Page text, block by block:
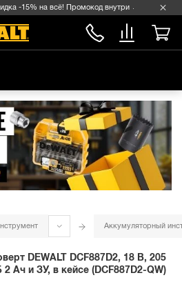
-15% на всё! Промокод внутри →
Аккумуляторный
DEWALT DCF887D2, 18 В, 205
Ач и ЗУ, в кейсе (DCF887D2-QW)